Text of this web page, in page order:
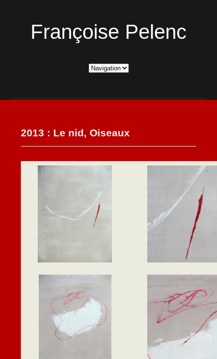
Françoise Pelenc
2013 : Le nid, Oiseaux